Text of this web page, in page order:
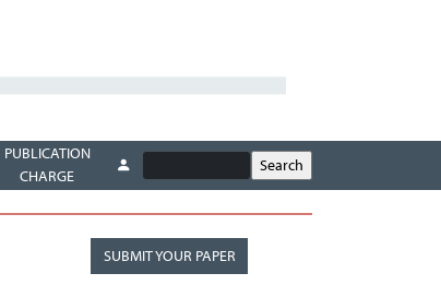
PUBLICATION
CHARGE
SUBMIT YOUR PAPER